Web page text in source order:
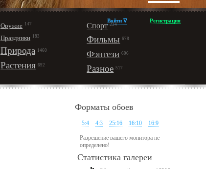
Оружие 147
Праздники 183
Природа 1460
Растения 692
Спорт 234
Фильмы 678
Фэнтези 606
Разное 517
Войти ∇ Регистрация
Форматы обоев
5:4 4:3 25:16 16:10 16:9
Разрешение вашего монитора не
определено!
Статистика галереи